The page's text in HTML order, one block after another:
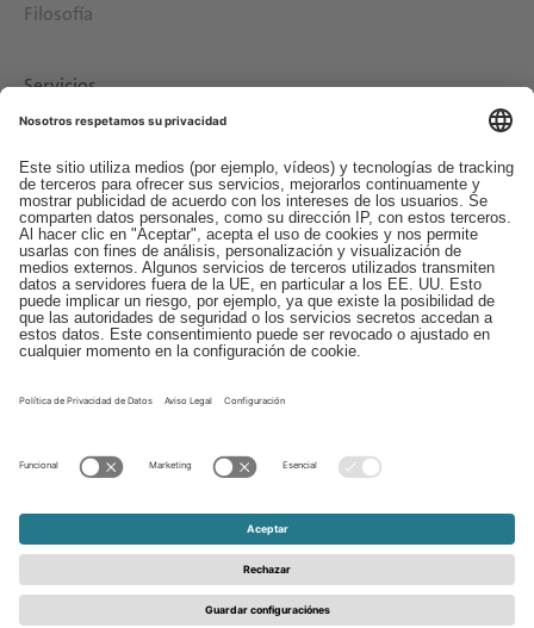
Filosofía
Servicios
Contacto
EDI
Aviso legal
Canal de Denuncias
Condiciones generales